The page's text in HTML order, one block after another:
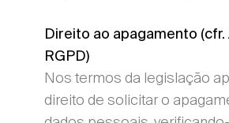
Direito ao apagamento (cfr.
RGPD)
Nos termos da legislação
direito de solicitar o